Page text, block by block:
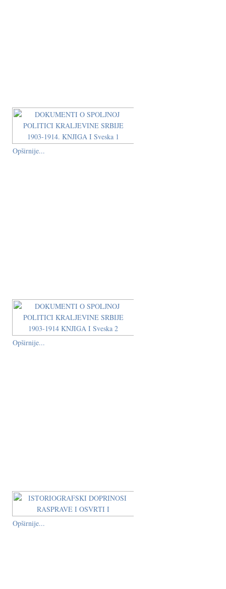
Opširnije...
Opširnije...
Opširnije...